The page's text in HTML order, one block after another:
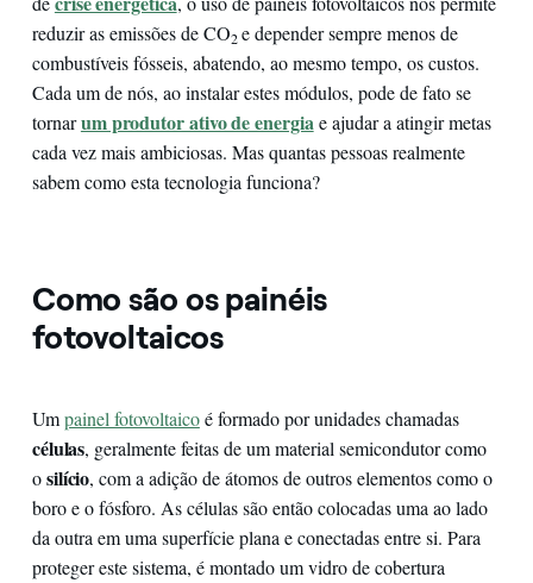
reduzir as emissões de CO2e depender sempre menos de
combustíveis fósseis, abatendo, ao mesmo tempo, os custos.
Cada um de nós, ao instalar estes módulos, pode de fato se
tornarum produtor ativo de energia e ajudar a atingir metas
cada vez mais ambiciosas. Mas quantas pessoas realmente
sabem como esta tecnologia funciona?
Como são os painéis
fotovoltaicos
Umpainel fotovoltaicoé formado por unidades chamadas
células, geralmente feitas de um material semicondutor como
osilício, com a adição de átomos de outros elementos como o
boro e o fósforo. As células são então colocadas uma ao lado
da outra em uma superfície plana e conectadas entre si. Para
proteger este sistema, é montado um vidro de cobertura